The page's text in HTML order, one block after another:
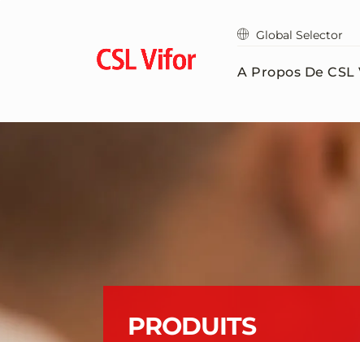
Global Selector
A Propos De CSL
PRODUITS